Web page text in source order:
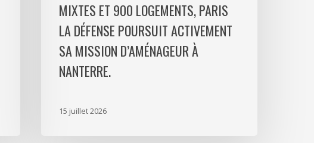
logements,
Paris
Défense
poursuit
mission
MIXTES ET 900 LOGEMENTS, PARIS
LA DÉFENSE POURSUIT ACTIVEMENT
SA MISSION D’AMÉNAGEUR À
NANTERRE.
15 juillet 2026